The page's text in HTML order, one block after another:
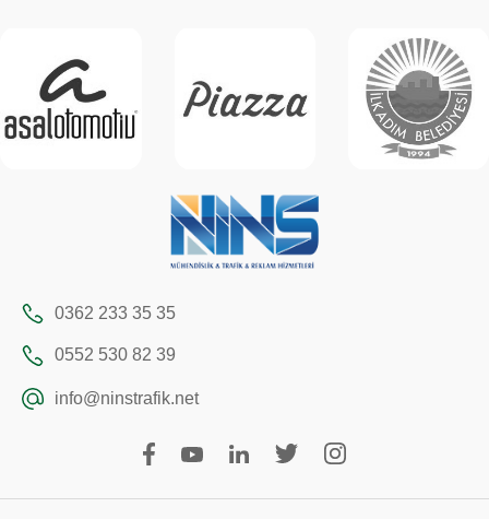
0362 233 35 35
0552 530 82 39
info@ninstrafik.net